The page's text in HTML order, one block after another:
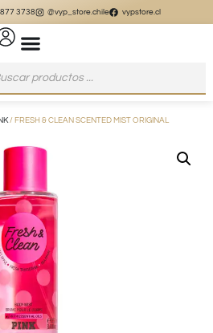
@vyp_store.chile vypstore.cl
/ FRESH & CLEAN SCENTED MIST ORIGINAL